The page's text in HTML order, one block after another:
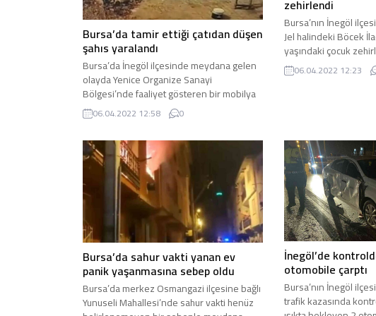
Bursa’da tamir ettiği çatıdan düşen
şahıs yaralandı
Bursa’da İnegöl ilçesinde meydana gelen
olayda Yenice Organize Sanayi
Bölgesi’nde faaliyet gösteren bir mobilya
fabrikasındaki deponun çatısından düşen
usta ağır şekilde yaralandı. Bursa’nın
İnegöl ilçesi kırsal Yenice Organize Sanayi
Bölgesi’nde bulunan bir mobilya
fabrikasında yaşanan olayda fabrikanın
bahçesinde bulunan deponun çatısında
tadilat yaparken saç kurma işlemi sırasında
dengesini kaybeden 57...
06.04.2022 12:58 0
zehirlendi
Bursa’nın İnegöl
Jel halindeki Böcek
yaşındaki çocuk
sağlık durumunun
öğrenildi. Bursa’da
Böcek İlacı
Ömer Faruk Ö. isimli...
06.04.2022 12:23
Bursa’da sahur vakti yanan ev
panik yaşanmasına sebep oldu
Bursa’da merkez Osmangazi ilçesine bağlı
Yunuseli Mahallesi’nde sahur vakti henüz
İnegöl’de
otomobile çarptı
Bursa’nın İnegöl
trafik kazasında